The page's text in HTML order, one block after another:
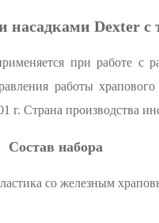
насадками Dexter с
при работе с
работы
г. Страна производства
Состав набора
со железным